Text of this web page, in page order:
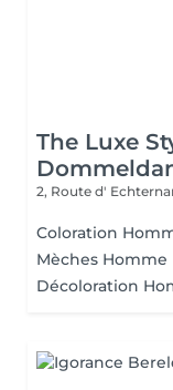
The Luxe
2, Route d'
Coloration
Mèches Homme
Décoloration